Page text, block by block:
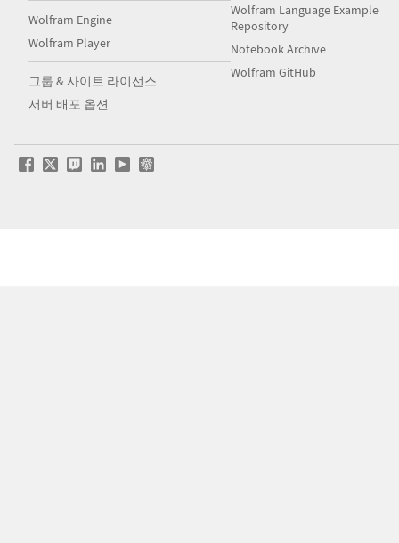
Wolfram Engine
Wolfram Player
그룹 & 사이트 라이선스
서버 배포 옵션
Wolfram Language Example
Repository
Notebook Archive
Wolfram GitHub